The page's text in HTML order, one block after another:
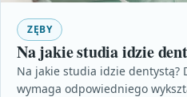
ZĘBY
Na jakie studia idzie
Na jakie studia idzie dentystą?
wymaga odpowiedniego